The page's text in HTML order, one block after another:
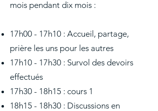
mois pendant dix mois :
17h00 - 17h10 : Accueil, partage,
prière les uns pour les autres
17h10 - 17h30 : Survol des devoirs
effectués
17h30 - 18h15 : cours 1
18h15 - 18h30 : Discussions en